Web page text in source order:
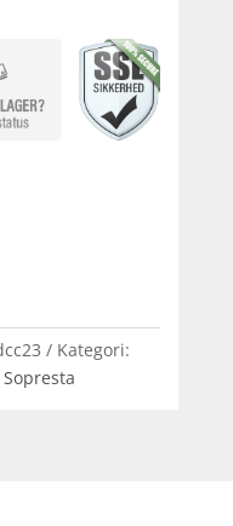
Kategori:
Sopresta